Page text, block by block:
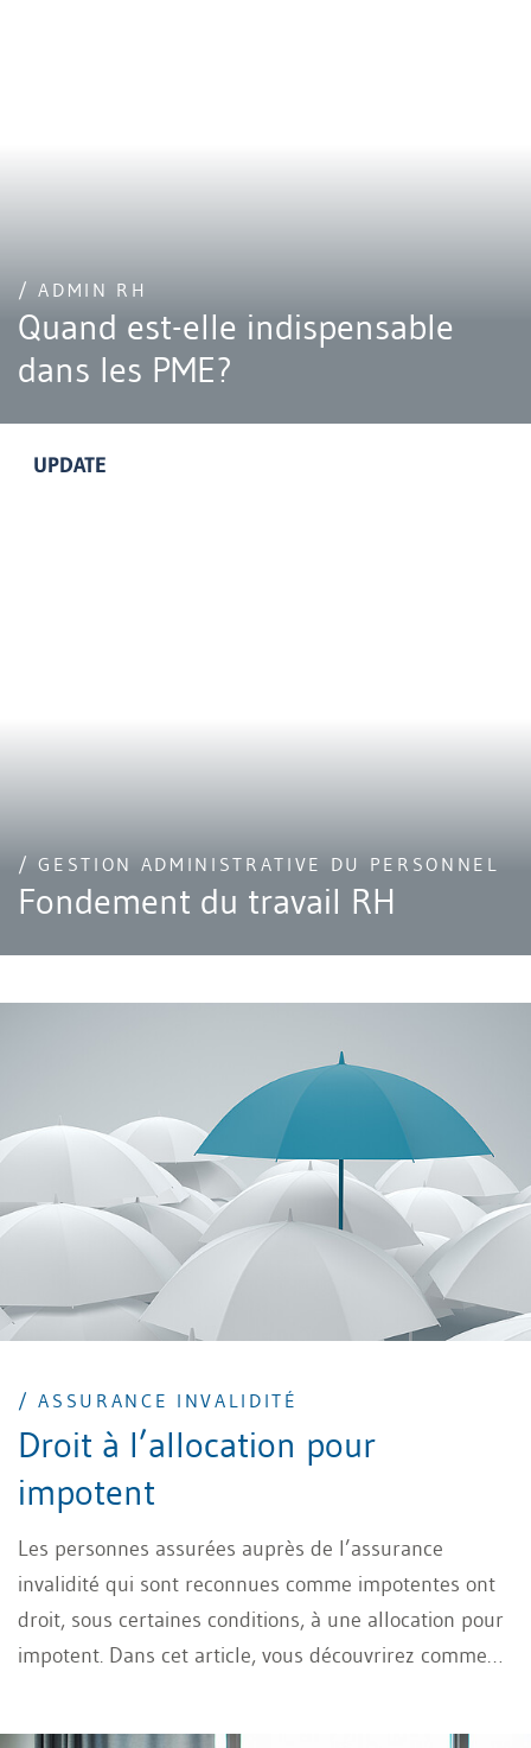
/ ADMIN RH
Quand est-elle indispensable
dans les PME?
UPDATE
/ GESTION ADMINISTRATIVE DU PERSONNEL
Fondement du travail RH
/ ASSURANCE INVALIDITÉ
Droit à l’allocation pour
impotent
Les personnes assurées auprès de l’assurance
invalidité qui sont reconnues comme impotentes ont
droit, sous certaines conditions, à une allocation pour
impotent. Dans cet article, vous découvrirez comment